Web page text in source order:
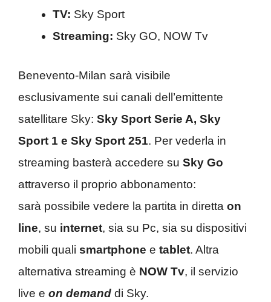
TV: Sky Sport
Streaming: Sky GO, NOW Tv
Benevento-Milan sarà visibile
esclusivamente sui canali dell’emittente
satellitare Sky: Sky Sport Serie A, Sky
Sport 1 e Sky Sport 251. Per vederla in
streaming basterà accedere su Sky Go
attraverso il proprio abbonamento:
sarà possibile vedere la partita in diretta on
line, su internet, sia su Pc, sia su dispositivi
mobili quali smartphone e tablet. Altra
alternativa streaming è NOW Tv, il servizio
live e on demand di Sky.